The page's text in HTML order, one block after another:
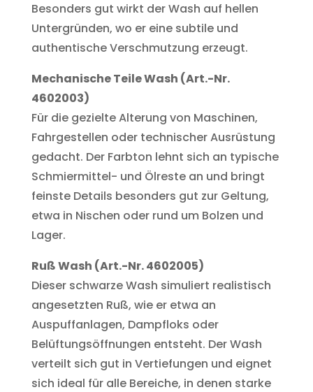
Besonders gut wirkt der Wash auf hellen
Untergründen, wo er eine subtile und
authentische Verschmutzung erzeugt.
Mechanische Teile Wash (Art.-Nr.
4602003)
Für die gezielte Alterung von Maschinen,
Fahrgestellen oder technischer Ausrüstung
gedacht. Der Farbton lehnt sich an typische
Schmiermittel- und Ölreste an und bringt
feinste Details besonders gut zur Geltung,
etwa in Nischen oder rund um Bolzen und
Lager.
Ruß Wash (Art.-Nr. 4602005)
Dieser schwarze Wash simuliert realistisch
angesetzten Ruß, wie er etwa an
Auspuffanlagen, Dampfloks oder
Belüftungsöffnungen entsteht. Der Wash
verteilt sich gut in Vertiefungen und eignet
sich ideal für alle Bereiche, in denen starke